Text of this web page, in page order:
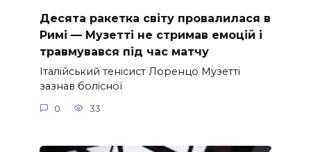
Десята ракетка світу провалилася в
Римі — Музетті не стримав емоцій і
травмувався під час матчу
Італійський тенісист Лоренцо Музетті
зазнав болісної
0 33